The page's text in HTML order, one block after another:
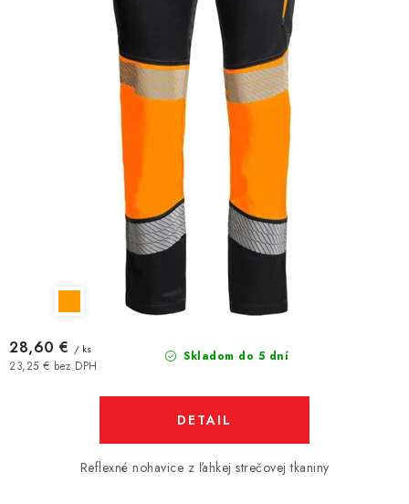
Skladom do 5 dní
23,25 € bez DPH
28,60 € / ks
DETAIL
Reflexné nohavice z ľahkej strečovej tkaniny